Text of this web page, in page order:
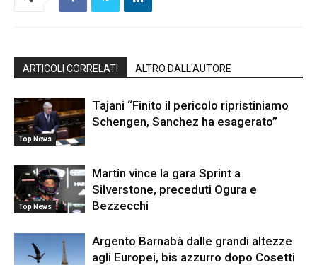
ARTICOLI CORRELATI ALTRO DALL'AUTORE
Top News
Tajani “Finito il pericolo ripristiniamo
Schengen, Sanchez ha esagerato”
Top News
Martin vince la gara Sprint a
Silverstone, preceduti Ogura e
Bezzecchi
Argento Barnabà dalle grandi altezze
agli Europei, bis azzurro dopo Cosetti